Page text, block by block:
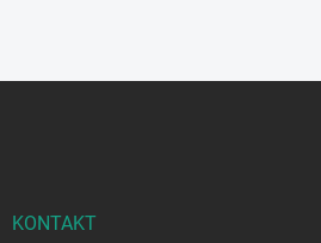
KONTAKT